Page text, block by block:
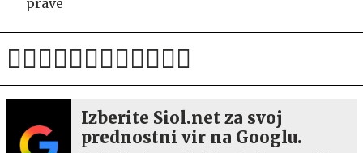
Izberite Siol.net za svoj
prednostni vir na Googlu.